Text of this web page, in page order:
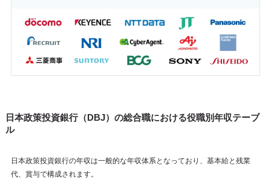
日本政策投資銀行（DBJ）の総合職における役職別年収テーブ
ル
日本政策投資銀行の年収は一般的な年収体系となっており、基本給と残業
代、賞与で構成されます。